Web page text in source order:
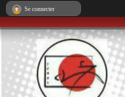
Se connecter
Panneau de gestion des cookies